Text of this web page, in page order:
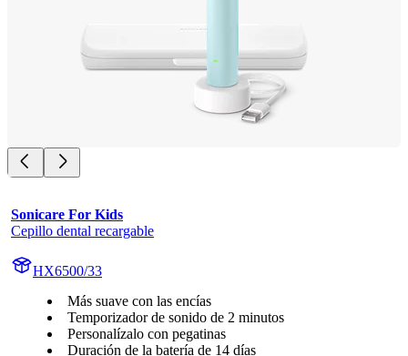
Sonicare For Kids
Cepillo dental recargable
HX6500/33
Más suave con las encías
Temporizador de sonido de 2 minutos
Personalízalo con pegatinas
Duración de la batería de 14 días